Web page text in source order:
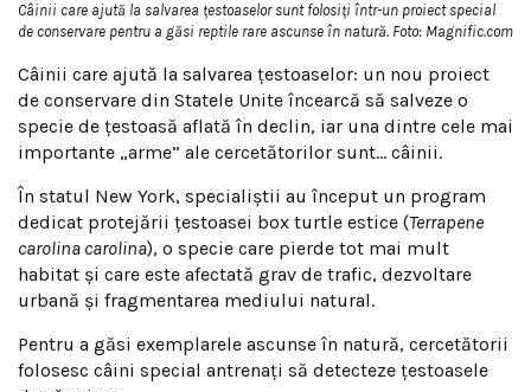
Câinii care ajută la salvarea țestoaselor sunt folosiți într-un proiect special
de conservare pentru a găsi reptile rare ascunse în natură. Foto: Magnific.com
Câinii care ajută la salvarea țestoaselor: un nou proiect
de conservare din Statele Unite încearcă să salveze o
specie de țestoasă aflată în declin, iar una dintre cele mai
importante „arme” ale cercetătorilor sunt… câinii.
În statul New York, specialiștii au început un program
dedicat protejării țestoasei box turtle estice (Terrapene
carolina carolina), o specie care pierde tot mai mult
habitat și care este afectată grav de trafic, dezvoltare
urbană și fragmentarea mediului natural.
Pentru a găsi exemplarele ascunse în natură, cercetătorii
folosesc câini special antrenați să detecteze țestoasele